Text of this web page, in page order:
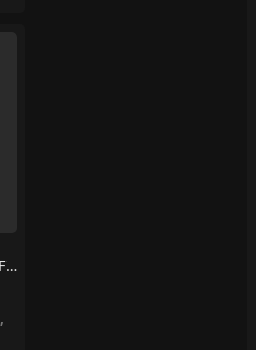
Calvin Harris – Obsessed Feat Charlie Puth, Shenseea
,